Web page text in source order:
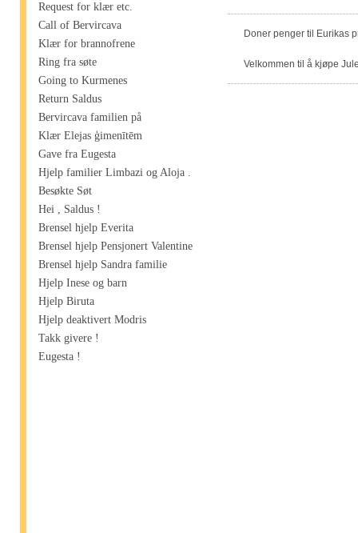
Request for klær etc.
Call of Bervircava
Klær for brannofrene
Ring fra søte
Going to Kurmenes
Return Saldus
Bervircava familien på
Klær Elejas ģimenītēm
Gave fra Eugesta
Hjelp familier Limbazi og Aloja .
Besøkte Søt
Hei , Saldus !
Brensel hjelp Everita
Brensel hjelp Pensjonert Valentine
Brensel hjelp Sandra familie
Hjelp Inese og barn
Hjelp Biruta
Hjelp deaktivert Modris
Takk givere !
Eugesta !
Doner penger til Eurikas
Velkommen til å kjøpe